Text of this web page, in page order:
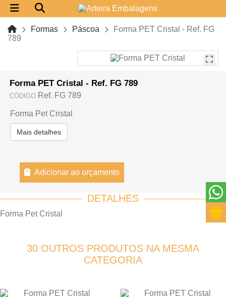
Formas Páscoa
Forma PET Cristal - Ref. FG
789
Forma PET Cristal - Ref. FG 789
CÓDIGO Ref. FG 789
Forma Pet Cristal
Mais detalhes
Adicionar ao orçamento
DETALHES
Forma Pet Cristal
30 OUTROS PRODUTOS NA MESMA
CATEGORIA